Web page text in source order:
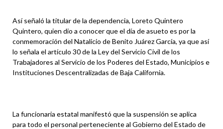
Así señaló la titular de la dependencia, Loreto Quintero
Quintero, quien dio a conocer que el día de asueto es por la
conmemoración del Natalicio de Benito Juárez García, ya que así
lo señala el artículo 30 de la Ley del Servicio Civil de los
Trabajadores al Servicio de los Poderes del Estado, Municipios e
Instituciones Descentralizadas de Baja California.
La funcionaria estatal manifestó que la suspensión se aplica
para todo el personal perteneciente al Gobierno del Estado de